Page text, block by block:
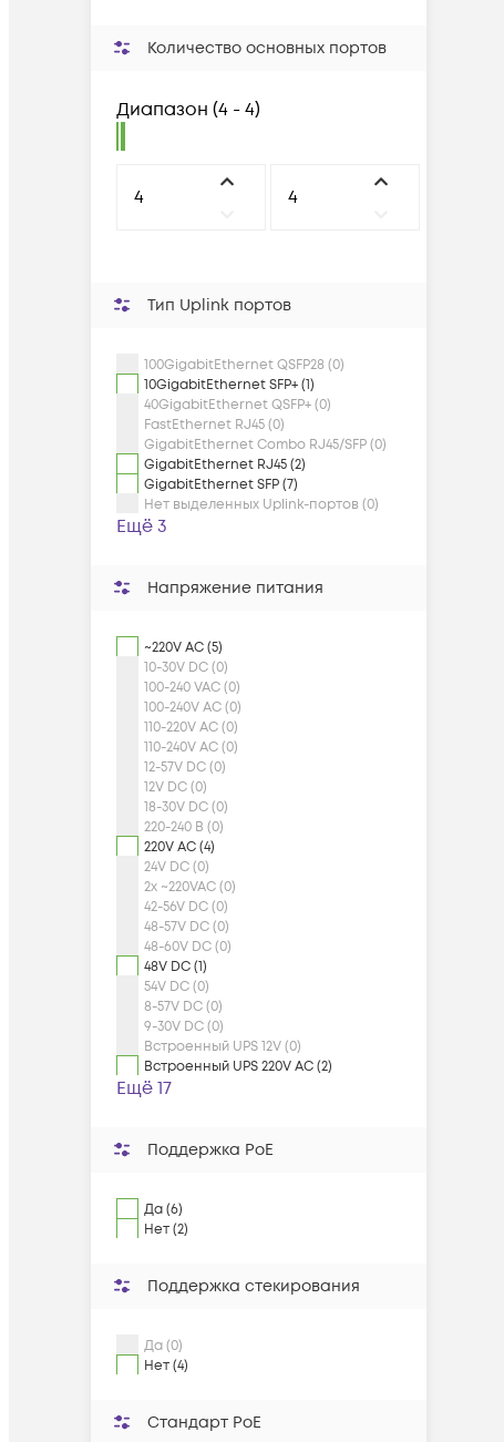
Количество основных портов
Диапазон (4 - 4)
Тип Uplink портов
100GigabitEthernet QSFP28 (0)
10GigabitEthernet SFP+ (1)
40GigabitEthernet QSFP+ (0)
FastEthernet RJ45 (0)
GigabitEthernet Combo RJ45/SFP (0)
GigabitEthernet RJ45 (2)
GigabitEthernet SFP (7)
Нет выделенных Uplink-портов (0)
Ещё 3
Напряжение питания
~220V AC (5)
10-30V DC (0)
100-240 VAC (0)
100-240V AC (0)
110-220V AC (0)
110-240V AC (0)
12-57V DC (0)
12V DC (0)
18-30V DC (0)
220-240 В (0)
220V AC (4)
24V DC (0)
2x ~220VAC (0)
42-56V DC (0)
48-57V DC (0)
48-60V DC (0)
48V DC (1)
54V DC (0)
8-57V DC (0)
9-30V DC (0)
Встроенный UPS 12V (0)
Встроенный UPS 220V AC (2)
Ещё 17
Поддержка PoE
Да (6)
Нет (2)
Поддержка стекирования
Да (0)
Нет (4)
Cтандарт PoE